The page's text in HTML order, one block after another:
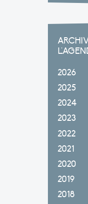
2026
2025
2024
2023
2022
2021
2020
2019
2018